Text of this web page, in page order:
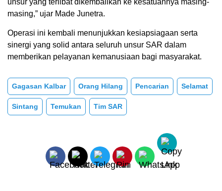
masing,” ujar Made Junetra.
Operasi ini kembali menunjukkan kesiapsiagaan serta
sinergi yang solid antara seluruh unsur SAR dalam
memberikan pelayanan kemanusiaan bagi masyarakat.
Gagasan Kalbar Orang Hilang Pencarian Selamat
Sintang Temukan Tim SAR